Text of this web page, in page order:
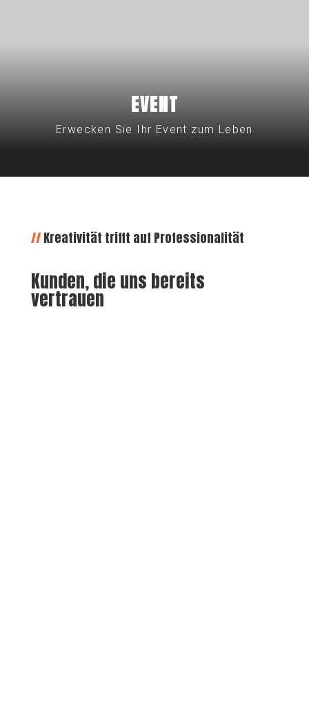
EVENT
Erwecken Sie Ihr Event zum Leben
//Kreativität trifft auf Professionalität
Kunden, die uns bereits
vertrauen